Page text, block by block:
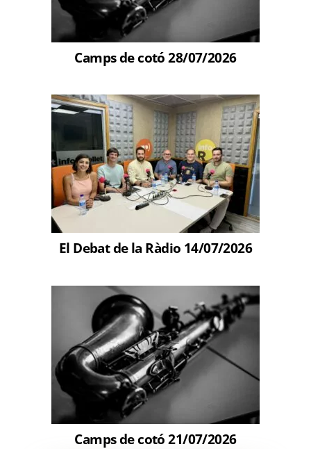
Camps de cotó 28/07/2026
El Debat de la Ràdio 14/07/2026
Camps de cotó 21/07/2026